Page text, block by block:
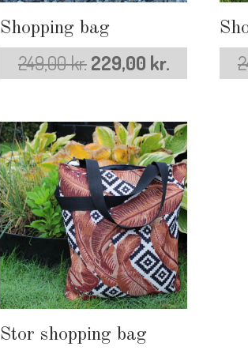
Shopping bag
249,00kr.Den
pris
var:
249,00 kr..
229,00 kr.Den
pris
er:
229,00 kr..
Stor shopping bag